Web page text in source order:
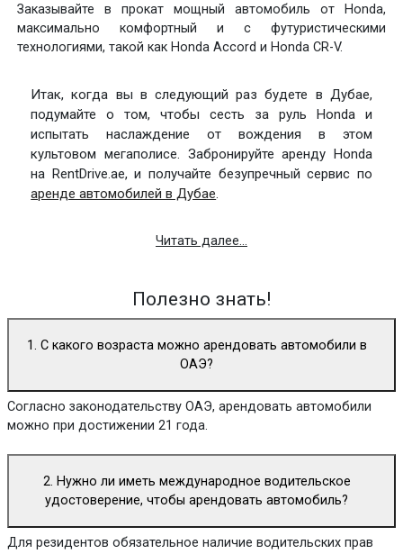
Заказывайте в прокат мощный автомобиль от Honda,
максимально комфортный и с футуристическими
технологиями, такой как Honda Accord и Honda CR-V.
Итак, когда вы в следующий раз будете в Дубае,
подумайте о том, чтобы сесть за руль Honda и
испытать наслаждение от вождения в этом
культовом мегаполисе. Забронируйте аренду Honda
на RentDrive.ae, и получайте безупречный сервис по
аренде автомобилей в Дубае.
Читать далее...
Полезно знать!
1. С какого возраста можно арендовать автомобили в
ОАЭ?
Согласно законодательству ОАЭ, арендовать автомобили
можно при достижении 21 года.
2. Нужно ли иметь международное водительское
удостоверение, чтобы арендовать автомобиль?
Для резидентов обязательное наличие водительских прав